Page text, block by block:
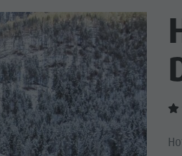
DÖRFER
KULTUR
BERGLUST
PLANEN FINDEN